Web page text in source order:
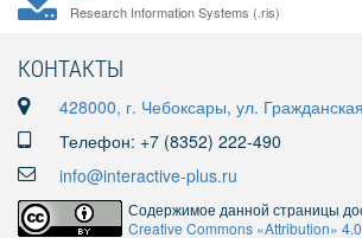
Research Information Systems (.ris)
КОНТАКТЫ
428000, г. Чебоксары, ул.
Телефон: +7 (8352) 222-490
info@interactive-plus.ru
Содержимое данной страницы
Creative Commons «Attribution»